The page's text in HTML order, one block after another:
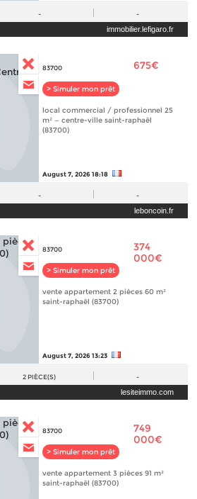
- -
immobilier.lefigaro.fr
83700
> Simuler mon prêt
675€
local commercial / professionnel 25
m² — centre-ville saint-raphaël
(83700)
August 7, 2026 18:18
- -
leboncoin.fr
83700
> Simuler mon prêt
374
000€
vente appartement 2 pièces 60 m²
saint-raphaël (83700)
August 7, 2026 13:23
2 PIÈCE(S) -
lesiteimmo.com
83700
> Simuler mon prêt
749
000€
vente appartement 3 pièces 91 m²
saint-raphaël (83700)